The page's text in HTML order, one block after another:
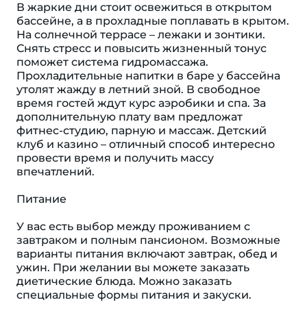
В жаркие дни стоит освежиться в открытом
бассейне, а в прохладные поплавать в крытом.
На солнечной террасе – лежаки и зонтики.
Снять стресс и повысить жизненный тонус
поможет система гидромассажа.
Прохладительные напитки в баре у бассейна
утолят жажду в летний зной. В свободное
время гостей ждут курс аэробики и спа. За
дополнительную плату вам предложат
фитнес-студию, парную и массаж. Детский
клуб и казино – отличный способ интересно
провести время и получить массу
впечатлений.
Питание
У вас есть выбор между проживанием с
завтраком и полным пансионом. Возможные
варианты питания включают завтрак, обед и
ужин. При желании вы можете заказать
диетические блюда. Можно заказать
специальные формы питания и закуски.